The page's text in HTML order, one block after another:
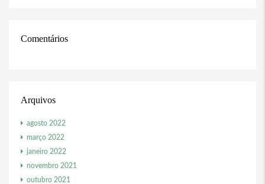
Comentários
Arquivos
agosto 2022
março 2022
janeiro 2022
novembro 2021
outubro 2021